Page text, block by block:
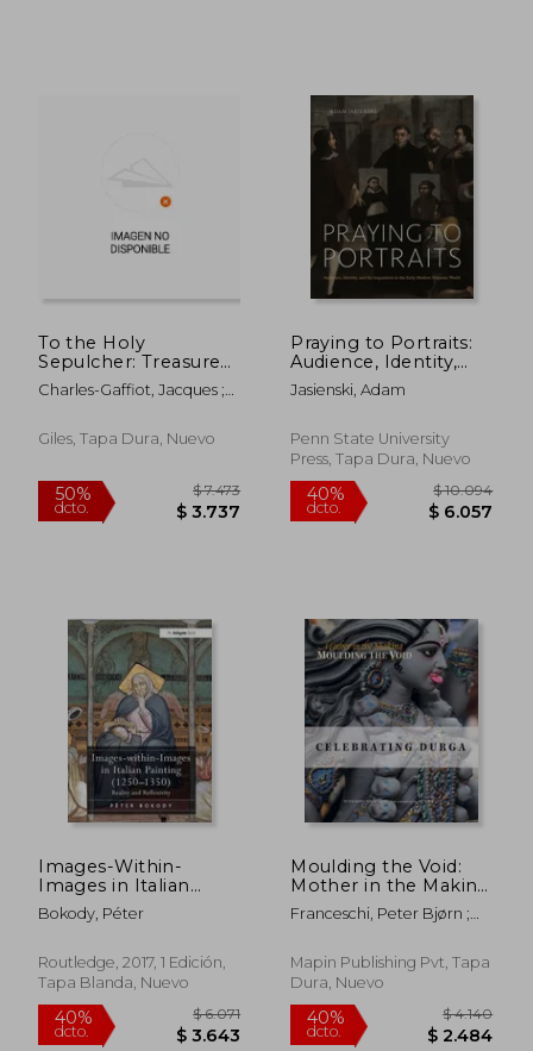
50%
dcto.
To the Holy
Sepulcher: Treasures
from the Terra Sancta
Museum in Jerusalem
Charles-Gaffiot, Jacques ;
Salomon, Xavier F.
Giles, Tapa Dura, Nuevo
50%
Praying to Portraits:
Audience, Identity,
and the Inquisition in
the Early Modern
Inglés)
Jasienski, Adam
Penn State University
Press, Tapa Dura, Nuevo
40%
Images-Within-
Images in Italian
Painting (1250-1350):
Reality and Reflexivity
Bokody, Péter
Routledge, 2017, 1 Edición,
Tapa Blanda, Nuevo
Moulding the Void:
Mother in the Making
(en Inglés)
Franceschi, Peter Bjørn ;
Mapin Publishing Pvt, Tapa
Dura, Nuevo